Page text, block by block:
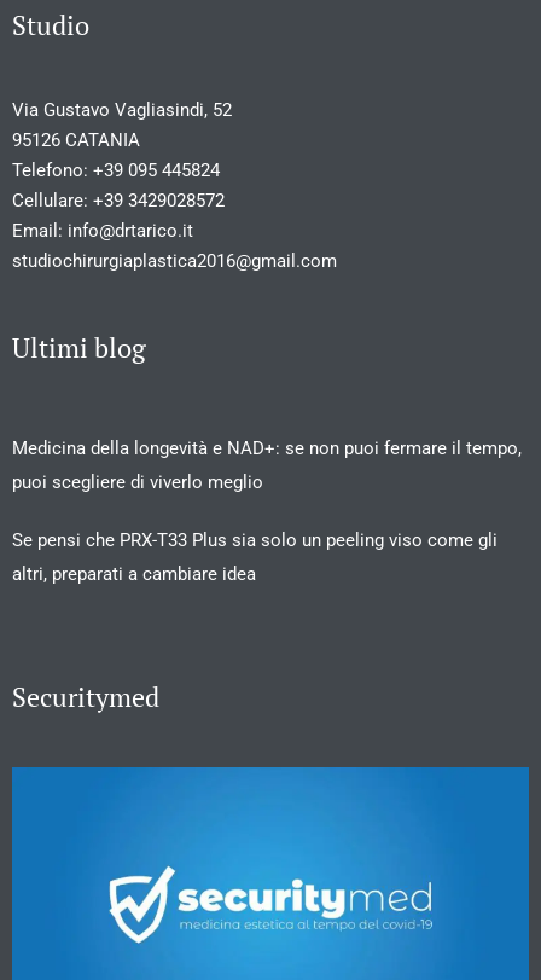
Studio
Via Gustavo Vagliasindi, 52
95126 CATANIA
Telefono: +39 095 445824
Cellulare: +39 3429028572
Email: info@drtarico.it
studiochirurgiaplastica2016@gmail.com
Ultimi blog
Medicina della longevità e NAD+: se non puoi fermare il tempo,
puoi scegliere di viverlo meglio
Se pensi che PRX-T33 Plus sia solo un peeling viso come gli
altri, preparati a cambiare idea
Securitymed